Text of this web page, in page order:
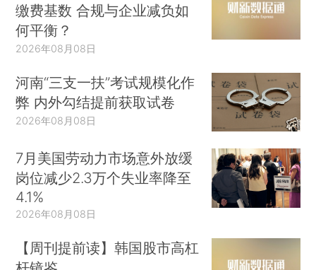
缴费基数 合规与企业减负如
何平衡？
2026年08月08日
河南“三支一扶”考试规模化作
弊 内外勾结提前获取试卷
2026年08月08日
7月美国劳动力市场意外放缓
岗位减少2.3万个失业率降至
4.1%
2026年08月08日
【周刊提前读】韩国股市高杠